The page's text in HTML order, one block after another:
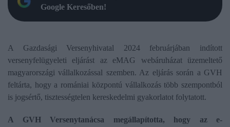
Google Keresőben!
A Gazdasági Versenyhivatal 2024 februárjában indított
versenyfelügyeleti eljárást az eMAG webáruházat üzemeltető
magyarországi vállalkozással szemben. Az eljárás során a GVH
feltárta, hogy a romániai központú vállalkozás több szempontból
is jogsértő, tisztességtelen kereskedelmi gyakorlatot folytatott.
A GVH Versenytanácsa megállapította, hogy az e-